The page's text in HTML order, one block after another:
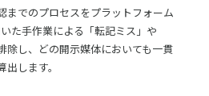
までのプロセスをプラットフォーム
た手作業による「転記ミス」や
除し、どの開示媒体においても一貫
します。